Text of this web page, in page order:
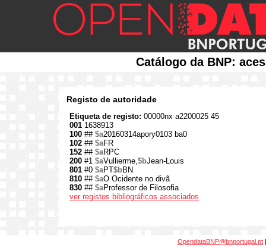
Catálogo da BNP:
Registo de autoridade
Etiqueta de registo: 00000nx a2200025 45
001 1638913
100 ## $a20160314apory0103 ba0
102 ## $aFR
152 ## $aRPC
200 #1 $aVullierme,$bJean-Louis
801 #0 $aPT$bBN
810 ## $aO Ocidente no divã
830 ## $aProfessor de Filosofia
ver registos bibliográficos associados
OpendataBNP@bnportugal.pt